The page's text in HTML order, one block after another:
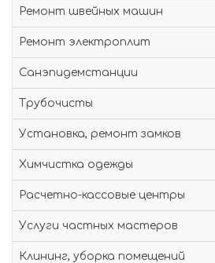
Ремонт швейных машин
Ремонт электроплит
Санэпидемстанции
Трубочисты
Установка, ремонт замков
Химчистка одежды
Расчетно-кассовые центры
Услуги частных мастеров
Клининг, уборка помещений